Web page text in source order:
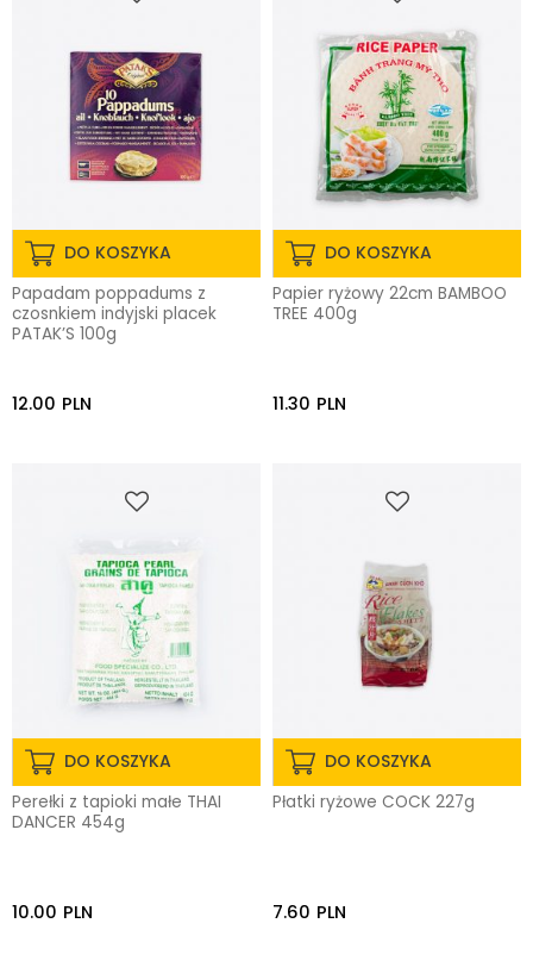
DO KOSZYKA
Papadam poppadums z
czosnkiem indyjski placek
PATAK’S 100g
12.00 PLN
DO KOSZYKA
Papier ryżowy 22cm BAMBOO
TREE 400g
11.30 PLN
DO KOSZYKA
Perełki z tapioki małe THAI
DANCER 454g
10.00 PLN
DO KOSZYKA
Płatki ryżowe COCK 227g
7.60 PLN